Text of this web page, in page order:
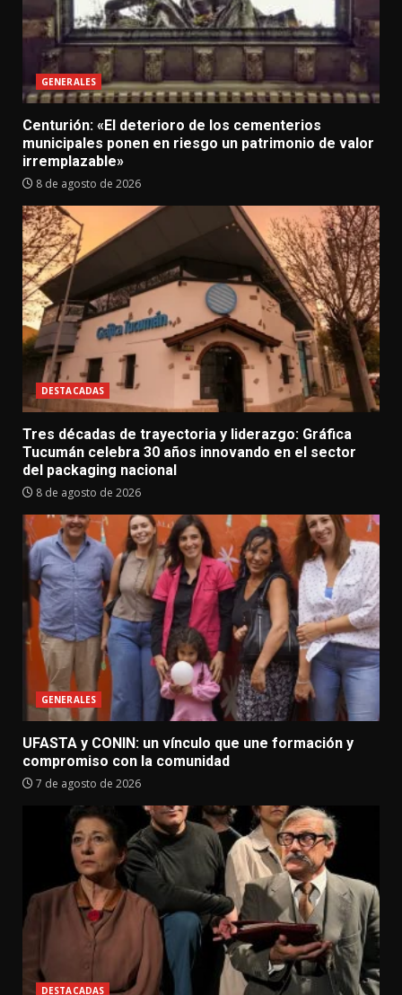
GENERALES
Centurión: «El deterioro de los cementerios
municipales ponen en riesgo un patrimonio de valor
irremplazable»
8 de agosto de 2026
DESTACADAS
Tres décadas de trayectoria y liderazgo: Gráfica
Tucumán celebra 30 años innovando en el sector
del packaging nacional
8 de agosto de 2026
GENERALES
UFASTA y CONIN: un vínculo que une formación y
compromiso con la comunidad
7 de agosto de 2026
DESTACADAS